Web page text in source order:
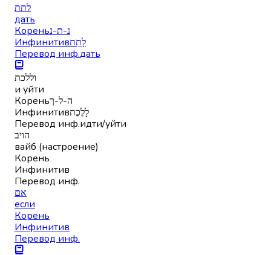
לתת
дать
Кореньנ-ת-נ
Инфинитивלָתֵת
Перевод инф.дать
וללכת
и уйти
Кореньה-ל-ך
Инфинитивלָלֶכֶת
Перевод инф.идти/уйти
הויב
вайб (настроение)
Корень
Инфинитив
Перевод инф.
אם
если
Корень
Инфинитив
Перевод инф.